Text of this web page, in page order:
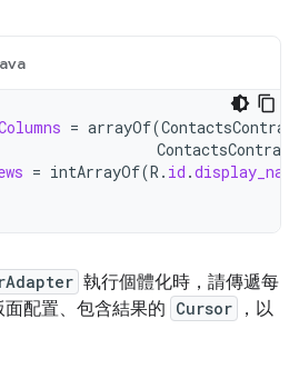
= arrayOf(
ContactsContract
= intArrayOf(R . id .
執行個體化時，請傳遞每
配置、包含結果的 Cursor
，以